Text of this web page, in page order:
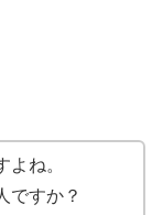
ね。
ですか？